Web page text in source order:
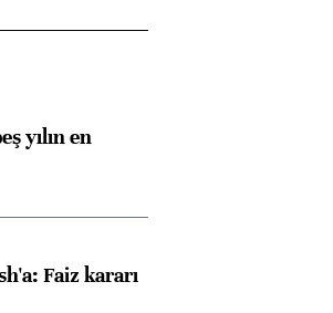
yılın en
Faiz kararı